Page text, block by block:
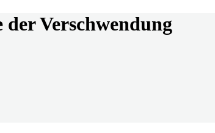
der Verschwendung